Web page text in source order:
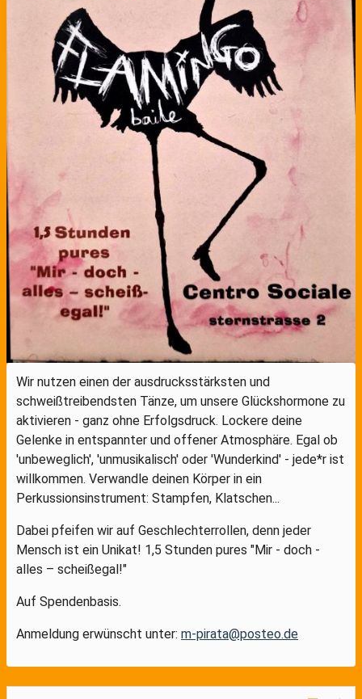
Wir nutzen einen der ausdrucksstärksten und
schweißtreibendsten Tänze, um unsere Glückshormone zu
aktivieren - ganz ohne Erfolgsdruck. Lockere deine
Gelenke in entspannter und offener Atmosphäre. Egal ob
'unbeweglich', 'unmusikalisch' oder 'Wunderkind' - jede*r ist
willkommen. Verwandle deinen Körper in ein
Perkussionsinstrument: Stampfen, Klatschen...
Dabei pfeifen wir auf Geschlechterrollen, denn jeder
Mensch ist ein Unikat! 1,5 Stunden pures "Mir - doch -
alles – scheißegal!"
Auf Spendenbasis.
Anmeldung erwünscht unter: m-pirata@posteo.de